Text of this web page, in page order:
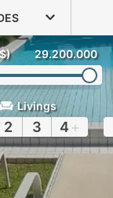
29.200.000
Livings
2 3 4 +